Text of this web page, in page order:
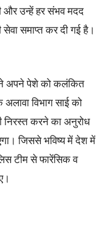
और उन्हें हर संभव मदद
समाप्त कर दी गई है।
ने अपने पेशे को कलंकित
विभाग साई को
निरस्त करने का अनुरोध
जिससे भविष्य में देश में
टीम से फारेंसिक व